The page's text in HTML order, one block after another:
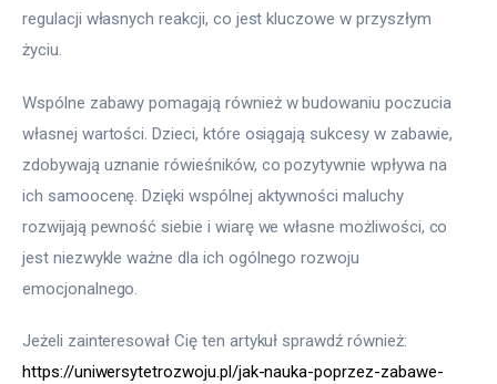
regulacji własnych reakcji, co jest kluczowe w przyszłym
życiu.
Wspólne zabawy pomagają również w budowaniu poczucia
własnej wartości. Dzieci, które osiągają sukcesy w zabawie,
zdobywają uznanie rówieśników, co pozytywnie wpływa na
ich samoocenę. Dzięki wspólnej aktywności maluchy
rozwijają pewność siebie i wiarę we własne możliwości, co
jest niezwykle ważne dla ich ogólnego rozwoju
emocjonalnego.
Jeżeli zainteresował Cię ten artykuł sprawdź również:
https://uniwersytetrozwoju.pl/jak-nauka-poprzez-zabawe-